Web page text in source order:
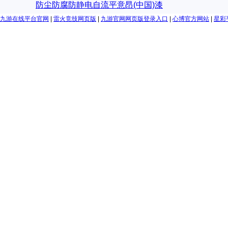
防尘防腐防静电自流平意昂(中国)漆
九游在线平台官网 雷火竞技网页版 九游官网网页版登录入口 心博官方网站 星彩